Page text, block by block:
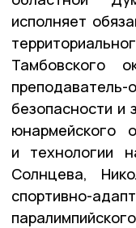
исполняет
Тамбовского
безопасности и
юнармейского
и технологии
Солнцева,